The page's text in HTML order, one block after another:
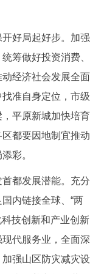
PORTUGUÊS
回到顶部
好局起好步。加强
筹做好投资消费、
经济社会发展全面
准自身定位，市级
平原新城加快培育
都要因地制宜推动
彩。
都发展潜能。充分
内链接全球、“两
科技创新和产业创新
代服务业，全面深
强山区防灾减灾设